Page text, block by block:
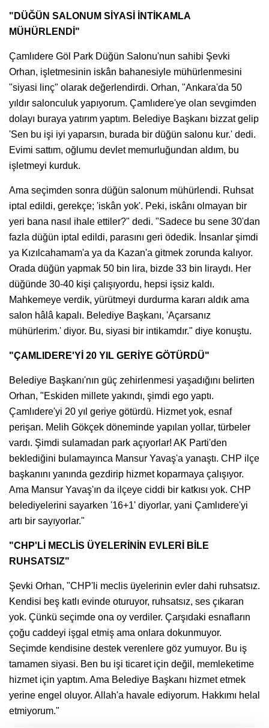
"DÜĞÜN SALONUM SİYASİ İNTİKAMLA
MÜHÜRLENDİ"
Çamlıdere Göl Park Düğün Salonu'nun sahibi Şevki
Orhan, işletmesinin iskân bahanesiyle mühürlenmesini
"siyasi linç" olarak değerlendirdi. Orhan, "Ankara'da 50
yıldır salonculuk yapıyorum. Çamlıdere'ye olan sevgimden
dolayı buraya yatırım yaptım. Belediye Başkanı bizzat gelip
'Sen bu işi iyi yaparsın, burada bir düğün salonu kur.' dedi.
Evimi sattım, oğlumu devlet memurluğundan aldım, bu
işletmeyi kurduk.
Ama seçimden sonra düğün salonum mühürlendi. Ruhsat
iptal edildi, gerekçe; 'iskân yok'. Peki, iskânı olmayan bir
yeri bana nasıl ihale ettiler?" dedi. "Sadece bu sene 30'dan
fazla düğün iptal edildi, parasını geri ödedik. İnsanlar şimdi
ya Kızılcahamam'a ya da Kazan'a gitmek zorunda kalıyor.
Orada düğün yapmak 50 bin lira, bizde 33 bin liraydı. Her
düğünde 30-40 kişi çalışıyordu, hepsi işsiz kaldı.
Mahkemeye verdik, yürütmeyi durdurma kararı aldık ama
salon hâlâ kapalı. Belediye Başkanı, 'Açarsanız
mühürlerim.' diyor. Bu, siyasi bir intikamdır." diye konuştu.
"ÇAMLIDERE'Yİ 20 YIL GERİYE GÖTÜRDÜ"
Belediye Başkanı'nın güç zehirlenmesi yaşadığını belirten
Orhan, "Eskiden millete yakındı, şimdi ego yaptı.
Çamlıdere'yi 20 yıl geriye götürdü. Hizmet yok, esnaf
perişan. Melih Gökçek döneminde yapılan yollar, türbeler
vardı. Şimdi sulamadan park açıyorlar! AK Parti'den
beklediğini bulamayınca Mansur Yavaş'a yanaştı. CHP ilçe
başkanını yanında gezdirip hizmet koparmaya çalışıyor.
Ama Mansur Yavaş'ın da ilçeye ciddi bir katkısı yok. CHP
belediyelerini sayarken '16+1' diyorlar, yani Çamlıdere'yi
artı bir sayıyorlar."
"CHP'Lİ MECLİS ÜYELERİNİN EVLERİ BİLE
RUHSATSIZ"
Şevki Orhan, "CHP'li meclis üyelerinin evler dahi ruhsatsız.
Kendisi beş katlı evinde oturuyor, ruhsatsız, ses çıkaran
yok. Çünkü seçimde ona oy verdiler. Çarşıdaki esnafların
çoğu caddeyi işgal etmiş ama onlara dokunmuyor.
Seçimde kendisine destek verenlere göz yumuyor. Bu iş
tamamen siyasi. Ben bu işi ticaret için değil, memleketime
hizmet için yaptım. Ama Belediye Başkanı hizmet etmek
yerine engel oluyor. Allah'a havale ediyorum. Hakkımı helal
etmiyorum."